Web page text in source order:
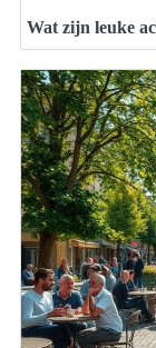
Wat zijn leuke